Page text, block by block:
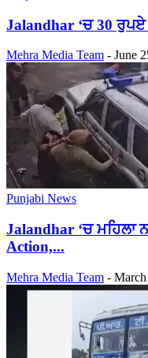
Jalandhar ‘ਚ 30
Mehra Media Team - June
Punjabi News
Jalandhar ‘ਚ ਮਹਿਲਾ
Action,...
Mehra Media Team -